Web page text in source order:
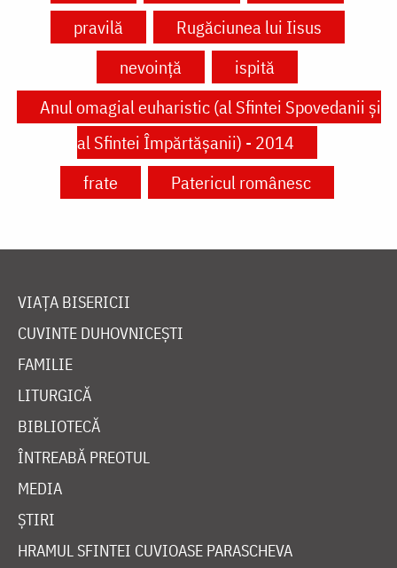
pravilă
Rugăciunea lui Iisus
nevoință
ispită
Anul omagial euharistic (al Sfintei Spovedanii şi
al Sfintei Împărtăşanii) - 2014
frate
Patericul românesc
VIAȚA BISERICII
CUVINTE DUHOVNICEȘTI
FAMILIE
LITURGICĂ
BIBLIOTECĂ
ÎNTREABĂ PREOTUL
MEDIA
ȘTIRI
HRAMUL SFINTEI CUVIOASE PARASCHEVA